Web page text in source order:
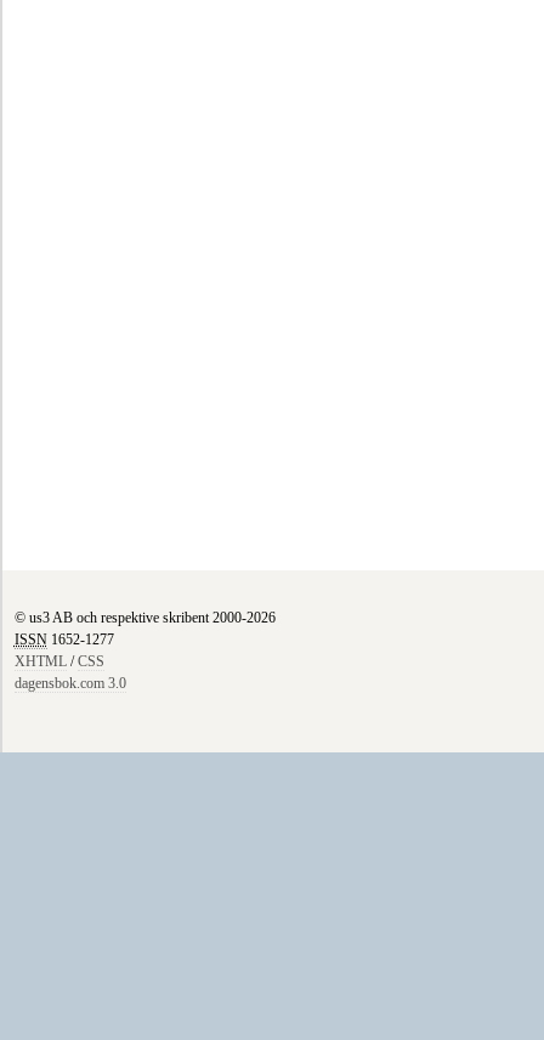
© us3 AB och respektive skribent 2000-2026
ISSN1652-1277
XHTML/CSS
dagensbok.com 3.0